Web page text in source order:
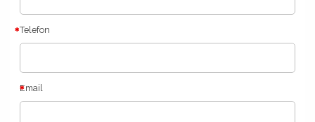
Telefon
Email